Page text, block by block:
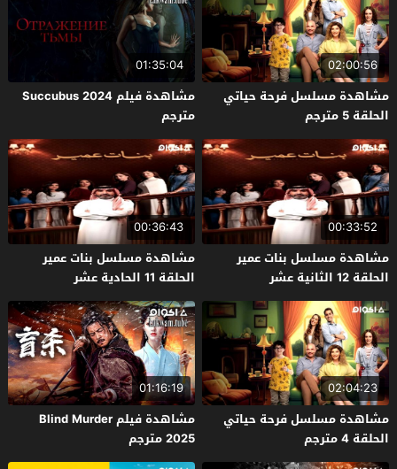
02:00:56
مشاهدة مسلسل فرحة حياتي
الحلقة 5 مترجم
01:35:04
مشاهدة فيلم Succubus 2024
مترجم
00:33:52
مشاهدة مسلسل بنات عمير
الحلقة 12 الثانية عشر
00:36:43
مشاهدة مسلسل بنات عمير
الحلقة 11 الحادية عشر
02:04:23
مشاهدة مسلسل فرحة حياتي
الحلقة 4 مترجم
01:16:19
مشاهدة فيلم Blind Murder
2025 مترجم